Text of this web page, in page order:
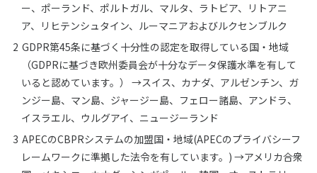
ー、ポーランド、ポルトガル、マルタ、ラトビア、リトアニ
ア、リヒテンシュタイン、ルーマニアおよびルクセンブルク
GDPR第45条に基づく十分性の認定を取得している国・地域
（GDPRに基づき欧州委員会が十分なデータ保護水準を有して
いると認めています。） →スイス、カナダ、アルゼンチン、ガ
ンジー島、マン島、ジャージー島、フェロー諸島、アンドラ、
イスラエル、ウルグアイ、ニュージーランド
APECのCBPRシステムの加盟国・地域(APECのプライバシーフ
レームワークに準拠した法令を有しています。) →アメリカ合衆